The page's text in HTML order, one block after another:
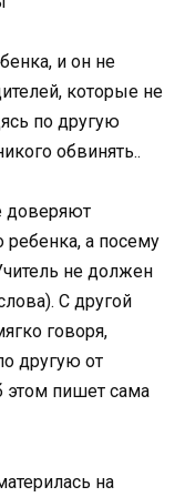
и он не
которые не
по другую
обвинять..
доверяют
ребенка, а посему
не должен
С другой
говоря,
другую от
этом пишет сама
на